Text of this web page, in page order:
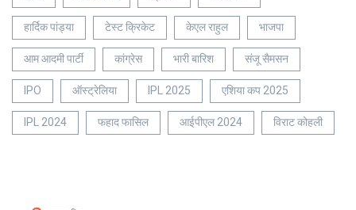
हार्दिक पांड्या
टेस्ट क्रिकेट केएल राहुल
भाजपा
आम आदमी पार्टी
कांग्रेस भारी बारिश
संजू सैमसन
IPO
ऑस्ट्रेलिया IPL 2025
एशिया कप 2025
IPL 2024
फहाद फासिल आईपीएल 2024 विराट कोहली